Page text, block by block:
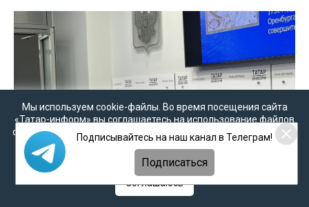
Мы используем cookie-файлы. Во время посещения сайта
«Татар-информ» вы соглашаетесь на использование файлов
cookie в соответствии с настоящим уведомлением, согласием
наобработку персональных данных,Политикой о
персональных данных
Политикой конфиденциальности
Соглашаюсь
Подписывайтесь на наш канал в Телеграм!
Подписаться